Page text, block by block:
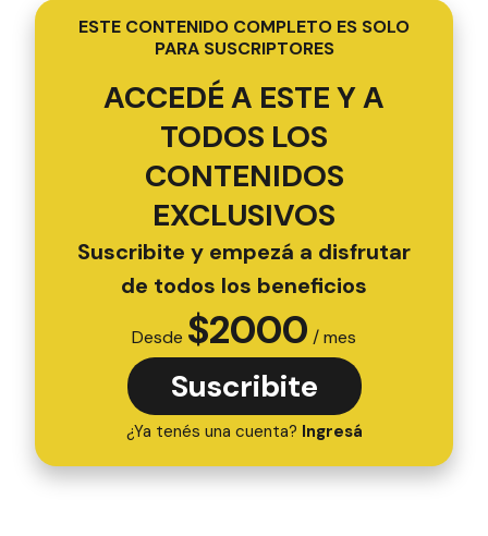
ESTE CONTENIDO COMPLETO ES SOLO
PARA SUSCRIPTORES
ACCEDÉ A ESTE Y A
TODOS LOS
CONTENIDOS
EXCLUSIVOS
Suscribite y empezá a disfrutar
de todos los beneficios
Desde $2000 / mes
Suscribite
¿Ya tenés una cuenta? Ingresá